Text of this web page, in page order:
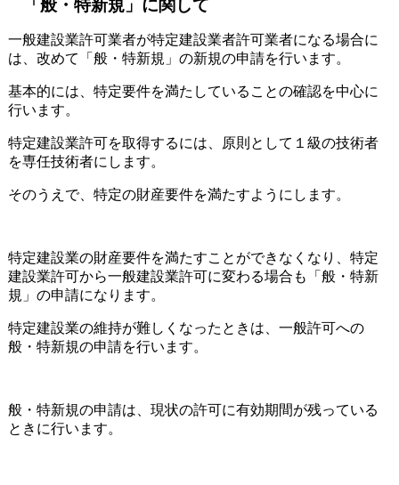
「般・特新規」に関して
一般建設業許可業者が特定建設業者許可業者になる場合に
は、改めて「般・特新規」の新規の申請を行います。
基本的には、特定要件を満たしていることの確認を中心に
行います。
特定建設業許可を取得するには、原則として１級の技術者
を専任技術者にします。
そのうえで、特定の財産要件を満たすようにします。
特定建設業の財産要件を満たすことができなくなり、特定
建設業許可から一般建設業許可に変わる場合も「般・特新
規」の申請になります。
特定建設業の維持が難しくなったときは、一般許可への
般・特新規の申請を行います。
般・特新規の申請は、現状の許可に有効期間が残っている
ときに行います。